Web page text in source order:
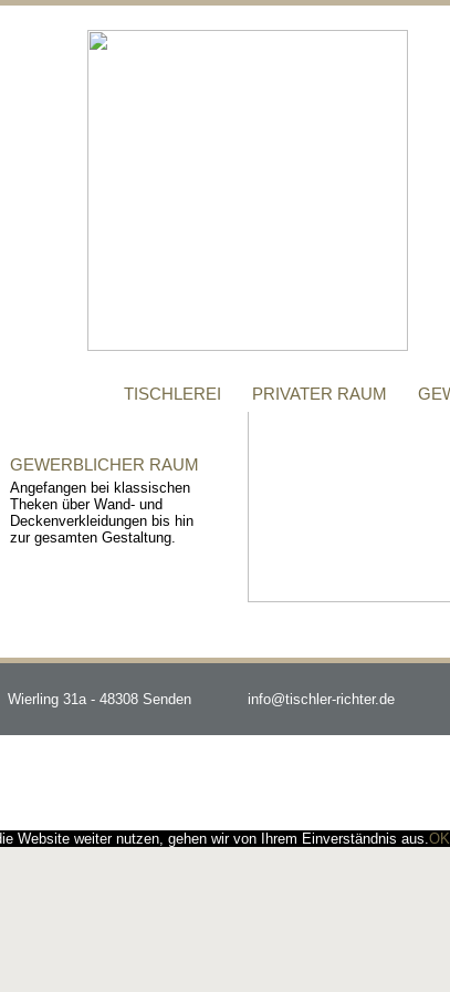
TISCHLEREI PRIVATER RAUM
GEWERBLICHER RAUM
Angefangen bei klassischen
Theken über Wand- und
Deckenverkleidungen bis hin
zur gesamten Gestaltung.
Wierling 31a - 48308 Senden info@tischler-richter.de
Website weiter nutzen, gehen wir von Ihrem Einverständnis aus.OK